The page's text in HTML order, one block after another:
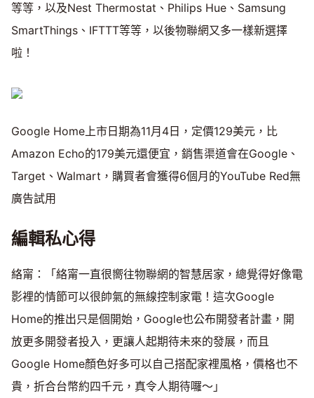
等等，以及Nest Thermostat、Philips Hue、Samsung
SmartThings、IFTTT等等，以後物聯網又多一樣新選擇
啦！
Google Home上市日期為11月4日，定價129美元，比
Amazon Echo的179美元還便宜，銷售渠道會在Google、
Target、Walmart，購買者會獲得6個月的YouTube Red無
廣告試用
編輯私心得
絡甯：「絡甯一直很嚮往物聯網的智慧居家，總覺得好像電
影裡的情節可以很帥氣的無線控制家電！這次Google
Home的推出只是個開始，Google也公布開發者計畫，開
放更多開發者投入，更讓人起期待未來的發展，而且
Google Home顏色好多可以自己搭配家裡風格，價格也不
貴，折合台幣約四千元，真令人期待囉～」